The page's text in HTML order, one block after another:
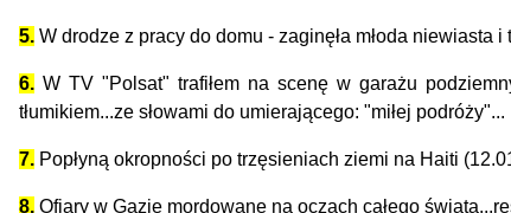
5. W drodze z pracy do domu - zaginęła młoda niewiasta i
6. W TV "Polsat" trafiłem na scenę w garażu
tłumikiem...ze słowami do umierającego: "miłej podróży"...
7. Popłyną okropności po trzęsieniach ziemi na Haiti
8. Ofiary w Gazie mordowane na oczach całego